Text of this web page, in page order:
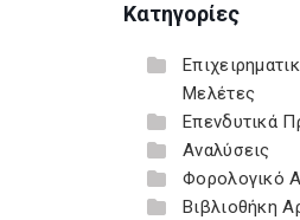
Κατηγορίες
Μελέτες
Επενδυτικά
Αναλύσεις
Φορολογικό
Βιβλιοθήκη